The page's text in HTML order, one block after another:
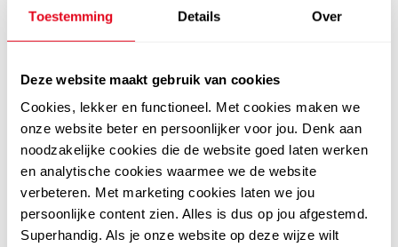
Toestemming Details Over
Deze website maakt gebruik van cookies
Cookies, lekker en functioneel. Met cookies maken we
onze website beter en persoonlijker voor jou. Denk aan
noodzakelijke cookies die de website goed laten werken
en analytische cookies waarmee we de website
verbeteren. Met marketing cookies laten we jou
persoonlijke content zien. Alles is dus op jou afgestemd.
Superhandig. Als je onze website op deze wijze wilt